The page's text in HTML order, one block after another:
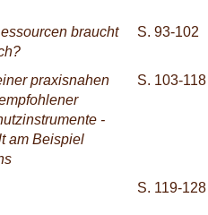
braucht
S. 93-102
praxisnahen
-
am Beispiel
S. 103-118
S. 119-128